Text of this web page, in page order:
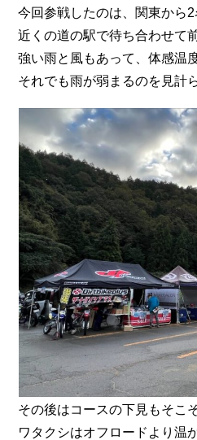
今回参戦したのは、関東から2
近くの道の駅で待ち合わせて
強い雨と風もあって、体感温
それでも雨が弱まるのを見計
その後はコースの下見もそこ
ワタクシはオフロードより温